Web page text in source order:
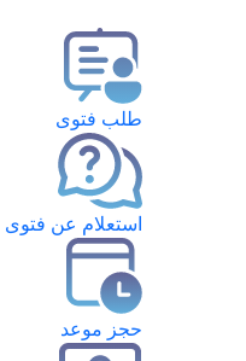
طلب فتوى
استعلام عن فتوى
حجز موعد